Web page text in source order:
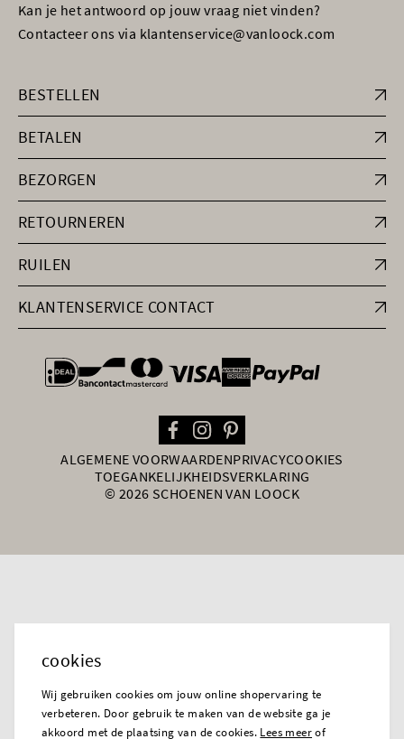
Kan je het antwoord op jouw vraag niet vinden?
Contacteer ons via klantenservice@vanloock.com
BESTELLEN
BETALEN
BEZORGEN
RETOURNEREN
RUILEN
KLANTENSERVICE CONTACT
general.paymentOptions
ALGEMENE VOORWAARDENPRIVACYCOOKIES
TOEGANKELIJKHEIDSVERKLARING
© 2026 SCHOENEN VAN LOOCK
cookies
Wij gebruiken cookies om jouw online shopervaring te
verbeteren. Door gebruik te maken van de website ga je
akkoord met de plaatsing van de cookies. Lees meerof